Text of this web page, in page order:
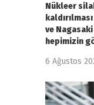
Nükleer
ve Nagasaki
hepimizin
6 Ağustos